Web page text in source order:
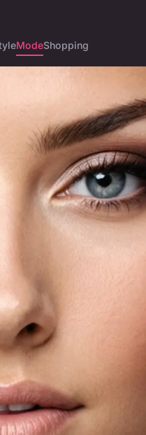
ModeShopping